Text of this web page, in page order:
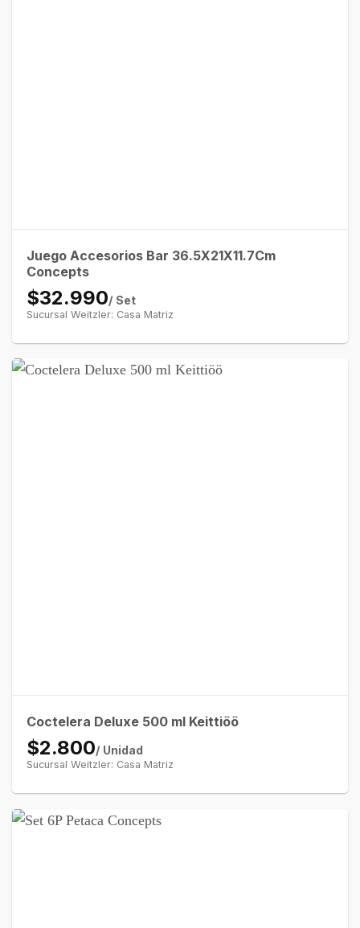
Juego Accesorios Bar 36.5X21X11.7Cm
Concepts
$32.990/ Set
Sucursal Weitzler: Casa Matriz
Coctelera Deluxe 500 ml Keittiöö
$2.800/ Unidad
Sucursal Weitzler: Casa Matriz